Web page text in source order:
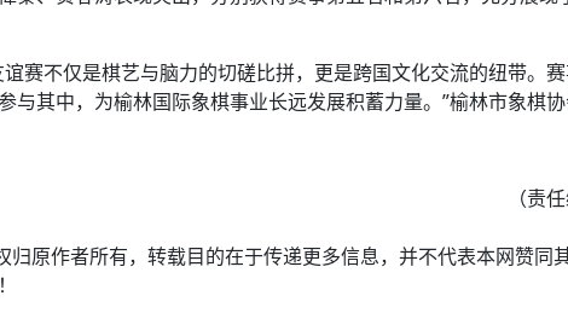
赛不仅是棋艺与脑力的切磋比拼，更是跨国文化交流的纽带。
其中，为榆林国际象棋事业长远发展积蓄力量。”榆林市象棋
（责
原作者所有，转载目的在于传递更多信息，并不代表本网赞同